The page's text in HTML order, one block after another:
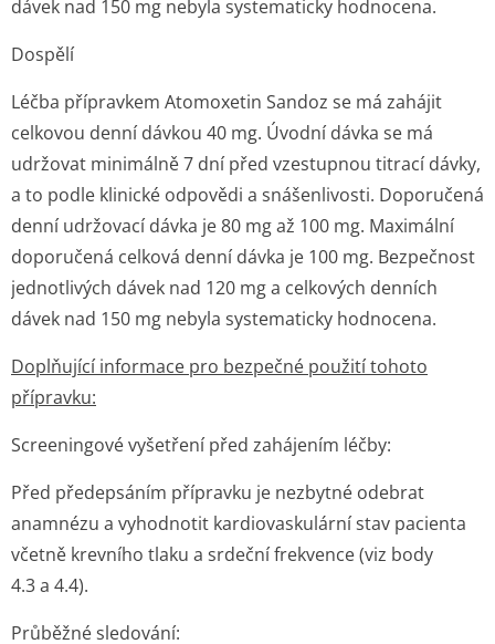
dávek nad 150 mg nebyla systematicky hodnocena.
Dospělí
Léčba přípravkem Atomoxetin Sandoz se má zahájit
celkovou denní dávkou 40 mg. Úvodní dávka se má
udržovat minimálně 7 dní před vzestupnou titrací dávky,
a to podle klinické odpovědi a snášenlivosti. Doporučená
denní udržovací dávka je 80 mg až 100 mg. Maximální
doporučená celková denní dávka je 100 mg. Bezpečnost
jednotlivých dávek nad 120 mg a celkových denních
dávek nad 150 mg nebyla systematicky hodnocena.
Doplňující informace pro bezpečné použití tohoto
přípravku:
Screeningové vyšetření před zahájením léčby:
Před předepsáním přípravku je nezbytné odebrat
anamnézu a vyhodnotit kardiovaskulární stav pacienta
včetně krevního tlaku a srdeční frekvence (viz body
4.3 a 4.4).
Průběžné sledování: